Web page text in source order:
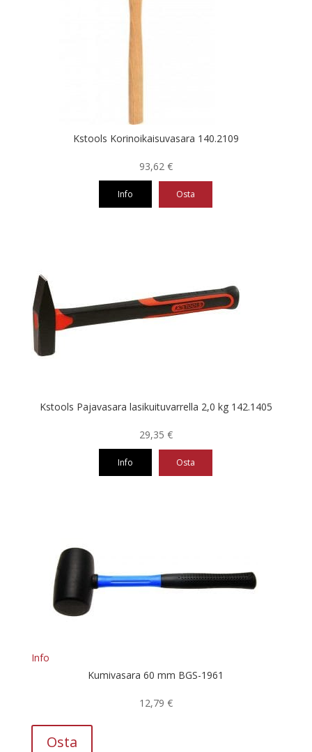
Kstools Korinoikaisuvasara 140.2109
93,62 €
Info Osta
Kstools Pajavasara lasikuituvarrella 2,0 kg 142.1405
29,35 €
Info Osta
Info
Kumivasara 60 mm BGS-1961
12,79 €
Osta